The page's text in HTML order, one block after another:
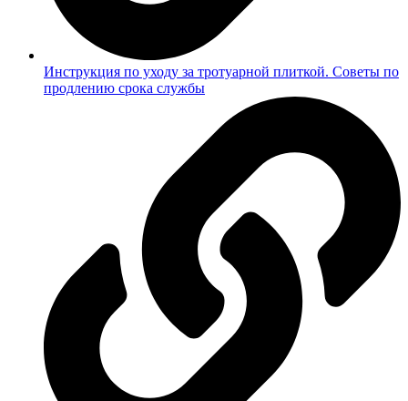
Инструкция по уходу за тротуарной плиткой. Советы по
продлению срока службы